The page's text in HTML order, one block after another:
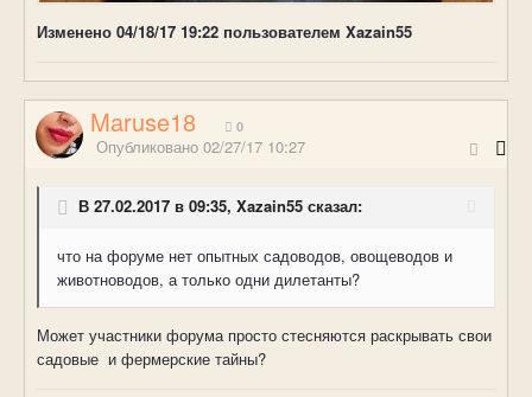
Изменено 04/18/17 19:22 пользователем Xazain55
Maruse18 0
Опубликовано 02/27/17 10:27
В 27.02.2017 в 09:35, Xazain55 сказал:
что на форуме нет опытных садоводов, овощеводов и
животноводов, а только одни дилетанты?
Может участники форума просто стесняются раскрывать свои
садовые и фермерские тайны?